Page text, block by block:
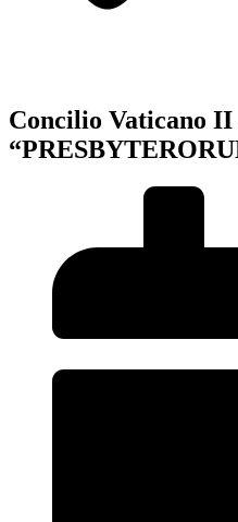
Concilio Vaticano